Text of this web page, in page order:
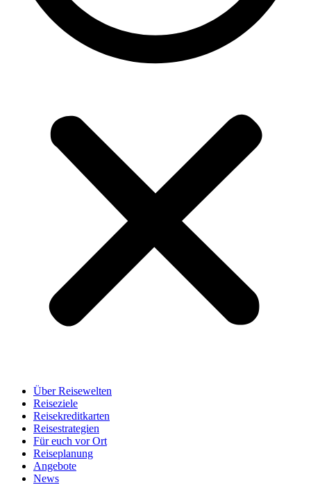
Über Reisewelten
Reiseziele
Reisekreditkarten
Reisestrategien
Für euch vor Ort
Reiseplanung
Angebote
News